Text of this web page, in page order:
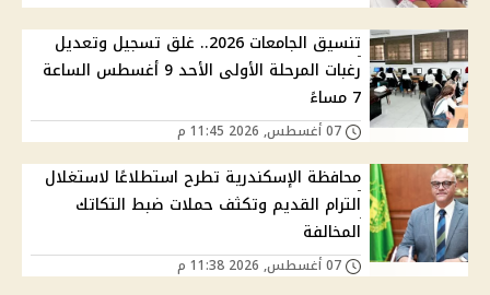
تنسيق الجامعات 2026.. غلق تسجيل وتعديل
رغبات المرحلة الأولى الأحد 9 أغسطس الساعة
7 مساءً
محافظة الإسكندرية تطرح استطلاعًا لاستغلال
الترام القديم وتكثف حملات ضبط التكاتك
المخالفة